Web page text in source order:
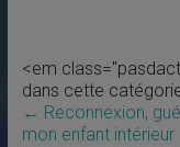
<em
dans cette
← Reconnexion,
mon enfant intérieur